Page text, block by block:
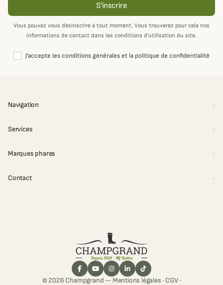
S'inscrire
Vous pouvez vous désinscrire à tout moment. Vous trouverez pour cela nos
informations de contact dans les conditions d'utilisation du site.
J'accepte les conditions générales et la politique de confidentialité
Navigation
Services
Marques phares
Contact
© 2026 Champgrand — Mentions légales ·CGV·